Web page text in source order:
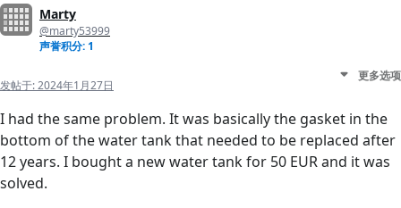
Marty
@marty53999
声誉积分: 1
发帖于:2024年1月27日
更多选项
I had the same problem. It was basically the gasket in the
bottom of the water tank that needed to be replaced after
12 years. I bought a new water tank for 50 EUR and it was
solved.